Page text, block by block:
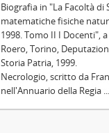
Biografia in "La Facoltà di
matematiche fisiche
1998. Tomo II I Docenti",
Roero, Torino,
Storia Patria, 1999.
Necrologio, scritto da
nell'Annuario della Regia ...